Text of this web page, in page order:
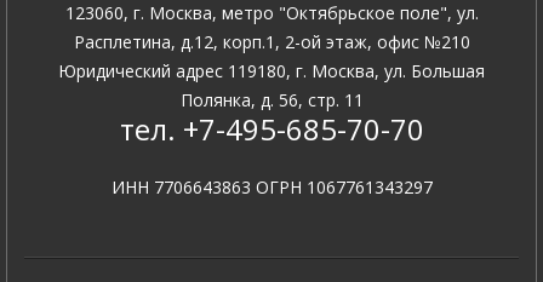
123060, г. Москва, метро "Октябрьское поле", ул.
Расплетина, д.12, корп.1, 2-ой этаж, офис №210
Юридический адрес 119180, г. Москва, ул. Большая
Полянка, д. 56, стр. 11
тел. +7-495-685-70-70
ИНН 7706643863 ОГРН 1067761343297